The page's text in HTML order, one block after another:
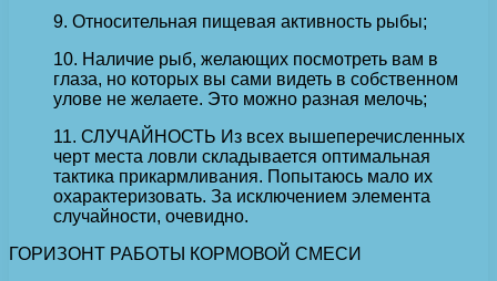
9. Относительная пищевая активность рыбы;
10. Наличие рыб, желающих посмотреть вам в
глаза, но которых вы сами видеть в собственном
улове не желаете. Это можно разная мелочь;
11. СЛУЧАЙНОСТЬ Из всех вышеперечисленных
черт места ловли складывается оптимальная
тактика прикармливания. Попытаюсь мало их
охарактеризовать. За исключением элемента
случайности, очевидно.
ГОРИЗОНТ РАБОТЫ КОРМОВОЙ СМЕСИ